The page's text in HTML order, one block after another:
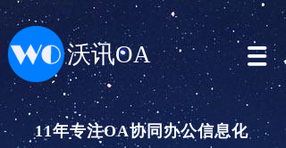
沃讯OA
11年专注OA协同办公信息化